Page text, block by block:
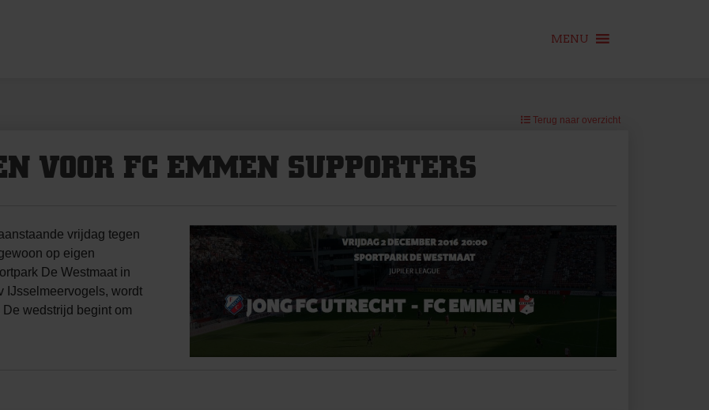
MENU
Terug naar overzicht
VOOR FC EMMEN SUPPORTERS
vrijdag tegen
op eigen
De Westmaat in
IJsselmeervogels, wordt
wedstrijd begint om